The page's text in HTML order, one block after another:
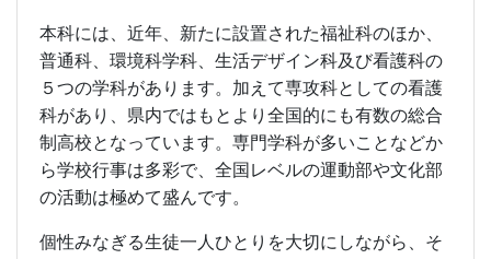
本科には、近年、新たに設置された福祉科のほか、
普通科、環境科学科、生活デザイン科及び看護科の
５つの学科があります。加えて専攻科としての看護
科があり、県内ではもとより全国的にも有数の総合
制高校となっています。専門学科が多いことなどか
ら学校行事は多彩で、全国レベルの運動部や文化部
の活動は極めて盛んです。
個性みなぎる生徒一人ひとりを大切にしながら、そ